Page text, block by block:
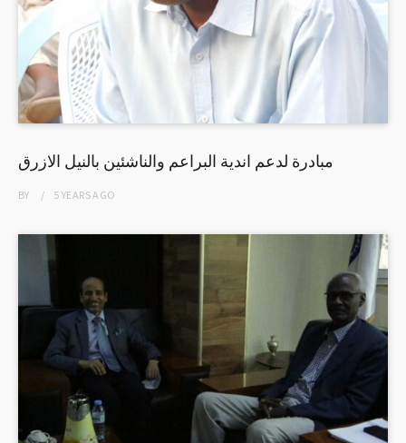
مبادرة لدعم اندية البراعم والناشئين بالنيل الازرق
BY 5 YEARSAGO